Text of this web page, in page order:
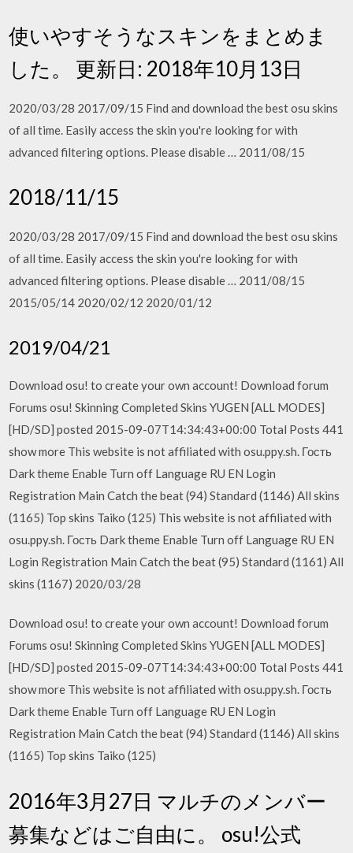
使いやすそうなスキンをまとめま
した。 更新日: 2018年10月13日
2020/03/28 2017/09/15 Find and download the best osu skins
of all time. Easily access the skin you're looking for with
advanced filtering options. Please disable … 2011/08/15
2018/11/15
2020/03/28 2017/09/15 Find and download the best osu skins
of all time. Easily access the skin you're looking for with
advanced filtering options. Please disable … 2011/08/15
2015/05/14 2020/02/12 2020/01/12
2019/04/21
Download osu! to create your own account! Download forum
Forums osu! Skinning Completed Skins YUGEN [ALL MODES]
[HD/SD] posted 2015-09-07T14:34:43+00:00 Total Posts 441
show more This website is not affiliated with osu.ppy.sh. Гость
Dark theme Enable Turn off Language RU EN Login
Registration Main Catch the beat (94) Standard (1146) All skins
(1165) Top skins Taiko (125) This website is not affiliated with
osu.ppy.sh. Гость Dark theme Enable Turn off Language RU EN
Login Registration Main Catch the beat (95) Standard (1161) All
skins (1167) 2020/03/28
Download osu! to create your own account! Download forum
Forums osu! Skinning Completed Skins YUGEN [ALL MODES]
[HD/SD] posted 2015-09-07T14:34:43+00:00 Total Posts 441
show more This website is not affiliated with osu.ppy.sh. Гость
Dark theme Enable Turn off Language RU EN Login
Registration Main Catch the beat (94) Standard (1146) All skins
(1165) Top skins Taiko (125)
2016年3月27日 マルチのメンバー
募集などはご自由に。 osu!公式